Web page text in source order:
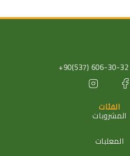
الفئات
المشروبات
المعلبات